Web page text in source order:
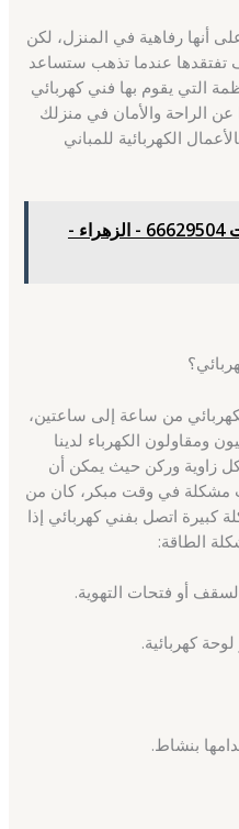
أنها رفاهية في المنزل، لكن
تفتقدها عندما تذهب ستساعد
التي يقوم بها فني كهربائي
الراحة والأمان في منزلك
الكهربائية للمباني
فني كهربائي الكويت 66629504 - الزهراء -
من ساعة إلى ساعتين،
الكهرباء لدينا
زاوية وركن حيث يمكن أن
مشكلة في وقت مبكر، كان من
كبيرة اتصل بفني كهربائي إذا
الطاقة:
أو فتحات التهوية.
كهربائية.
بنشاط.